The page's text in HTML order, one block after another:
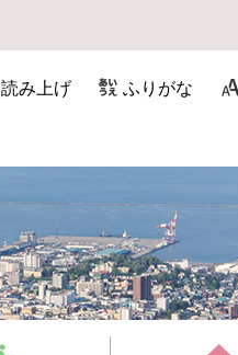
読み上げ ふりがな